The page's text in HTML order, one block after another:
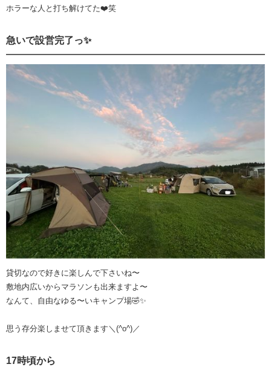
ホラーな人と打ち解けてた❤️笑
急いで設営完了っ✨
貸切なので好きに楽しんで下さいね〜
敷地内広いからマラソンも出来ますよ〜
なんて、自由なゆる〜いキャンプ場🤣✨
思う存分楽しませて頂きます＼(^o^)／
17時頃から